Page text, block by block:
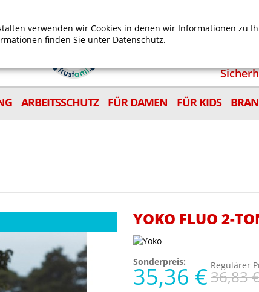
ARBEITSSCHUTZ FÜR DAMEN FÜR KIDS
YOKO FLUO 2-
Sonderpreis:
35,36 € Regulärer
36,83
verwenden wir Cookies in denen wir Informationen zu
finden Sie unter Datenschutz.